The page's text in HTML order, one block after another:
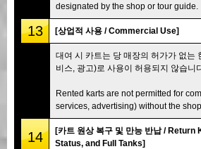
designated by the shop or tour guide.
13 [상업적 사용 / Commercial Use]
대여 시 카트는 당 매장의 허가가 없는
비스, 광고)로 사용이 허용되지 않습니
Rented karts are not permitted for
services, advertising) without the
14
[카트 원상 복구 및 만능 반납 /
Status, and Full Tanks]